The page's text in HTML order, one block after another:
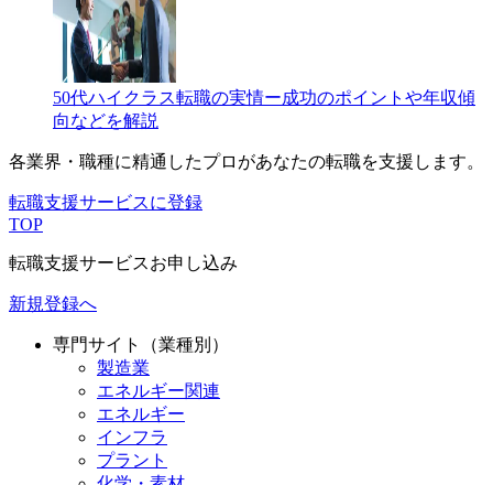
50代ハイクラス転職の実情ー成功のポイントや年収傾
向などを解説
各業界・職種に精通したプロがあなたの転職を支援します。
転職支援サービスに登録
TOP
転職支援サービスお申し込み
新規登録へ
専門サイト（業種別）
製造業
エネルギー関連
エネルギー
インフラ
プラント